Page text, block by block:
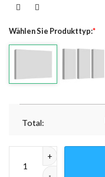
Wählen Sie Produkttyp:*
Total: